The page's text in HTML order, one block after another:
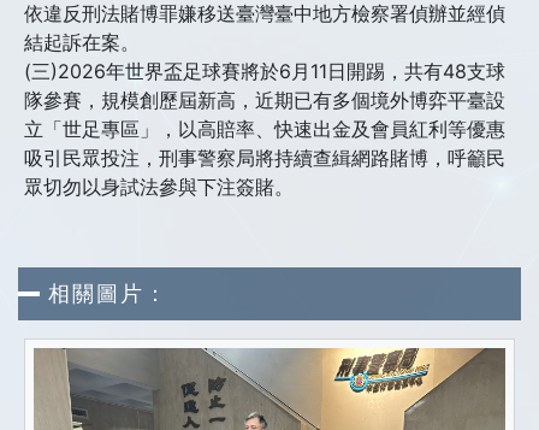
依違反刑法賭博罪嫌移送臺灣臺中地方檢察署偵辦並經偵
結起訴在案。
(三)2026年世界盃足球賽將於6月11日開踢，共有48支球
隊參賽，規模創歷屆新高，近期已有多個境外博弈平臺設
立「世足專區」，以高賠率、快速出金及會員紅利等優惠
吸引民眾投注，刑事警察局將持續查緝網路賭博，呼籲民
眾切勿以身試法參與下注簽賭。
相關圖片：